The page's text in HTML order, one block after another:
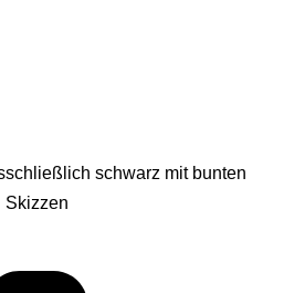
schwarz mit bunten
Skizzen